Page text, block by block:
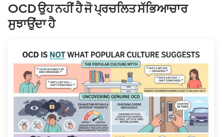
OCD ਉਹ ਨਹੀਂ ਹੈ ਜੋ ਪ੍ਰਚਲਿਤ ਸੱਭਿਆਚਾਰ
ਸੁਝਾਉਂਦਾ ਹੈ